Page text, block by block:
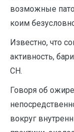
возможные
коим
Известно, что
активность,
СН.
Говоря об
вокруг